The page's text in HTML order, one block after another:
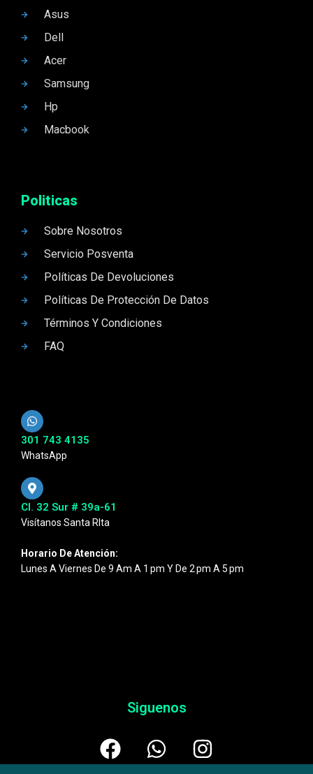
Asus
Dell
Acer
Samsung
Hp
Macbook
Politicas
Sobre Nosotros
Servicio Posventa
Políticas De Devoluciones
Políticas De Protección De Datos
Términos Y Condiciones
FAQ
301 743 4135
WhatsApp
Cl. 32 Sur # 39a-61
Visítanos Santa RIta
Horario De Atención:
Lunes A Viernes De 9 Am A 1 Pm Y De 2 Pm A 5 Pm
Siguenos